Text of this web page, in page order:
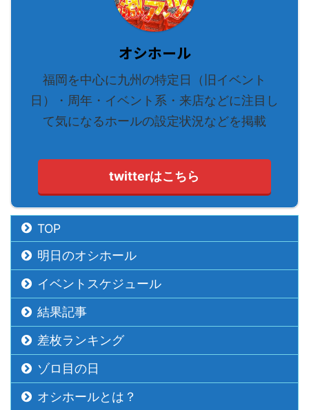
オシホール
福岡を中心に九州の特定日（旧イベント
日）・周年・イベント系・来店などに注目し
て気になるホールの設定状況などを掲載
twitterはこちら
TOP
明日のオシホール
イベントスケジュール
結果記事
差枚ランキング
ゾロ目の日
オシホールとは？